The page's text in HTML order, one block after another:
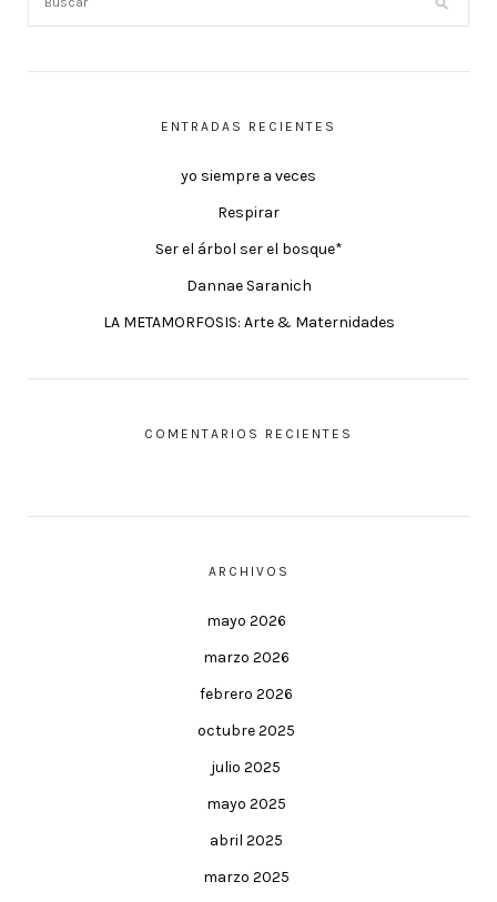
ENTRADAS RECIENTES
yo siempre a veces
Respirar
Ser el árbol ser el bosque*
Dannae Saranich
LA METAMORFOSIS: Arte & Maternidades
COMENTARIOS RECIENTES
ARCHIVOS
mayo 2026
marzo 2026
febrero 2026
octubre 2025
julio 2025
mayo 2025
abril 2025
marzo 2025